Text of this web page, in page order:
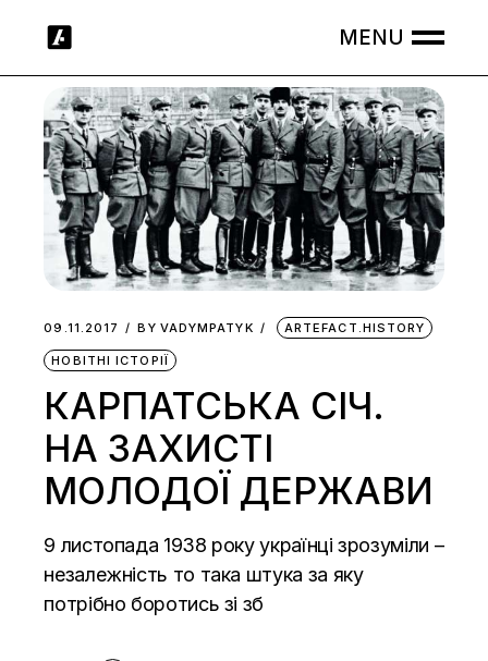
09.11.2017 BY VADYMPATYK ARTEFACT.HISTORY
НОВІТНІ ІСТОРІЇ
КАРПАТСЬКА СІЧ.
НА ЗАХИСТІ
МОЛОДОЇ ДЕРЖАВИ
9 листопада 1938 року українці зрозуміли –
незалежність то така штука за яку
потрібно боротись зі зб